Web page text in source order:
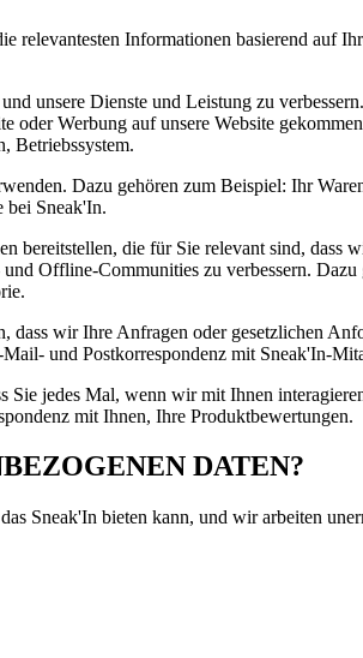
relevantesten Informationen basierend auf
unsere Dienste und Leistung zu
Werbung auf unsere Website
Betriebssystem.
Dazu gehören zum Beispiel: Ihr
bei Sneak'In.
bereitstellen, die für Sie relevant sind, dass
Offline-Communities zu verbessern.
wir Ihre Anfragen oder gesetzlichen
und Postkorrespondenz mit Sneak'In-
jedes Mal, wenn wir mit Ihnen
mit Ihnen, Ihre Produktbewertungen.
DATEN?
Sneak'In bieten kann, und wir arbeiten